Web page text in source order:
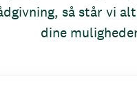
så står vi
dine